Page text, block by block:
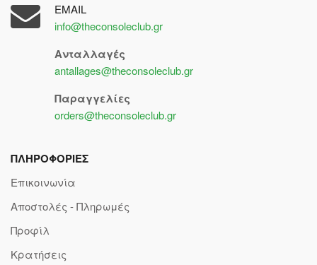
EMAIL
info@theconsoleclub.gr
Ανταλλαγές
antallages@theconsoleclub.gr
Παραγγελίες
orders@theconsoleclub.gr
ΠΛΗΡΟΦΟΡΙΕΣ
Επικοινωνία
Αποστολές - Πληρωμές
Προφίλ
Κρατήσεις